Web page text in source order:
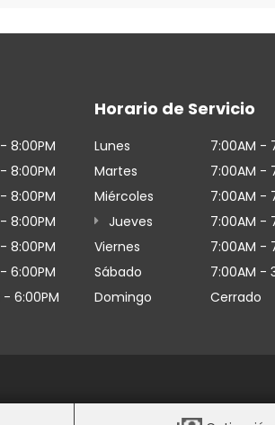
8:00PM
8:00PM
8:00PM
8:00PM
8:00PM
6:00PM
- 6:00PM
Horario de Servicio
Lunes
7:00AM -
Martes
7:00AM -
Miércoles
7:00AM -
Jueves
7:00AM -
Viernes
7:00AM -
Sábado
7:00AM -
Domingo
Cerrado